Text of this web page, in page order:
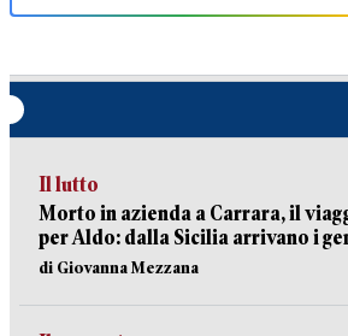
Il lutto
Morto in azienda a Carrara, il
per Aldo: dalla Sicilia arrivano i
di Giovanna Mezzana